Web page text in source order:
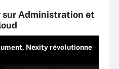
sur Administration et
Nexity révolutionne